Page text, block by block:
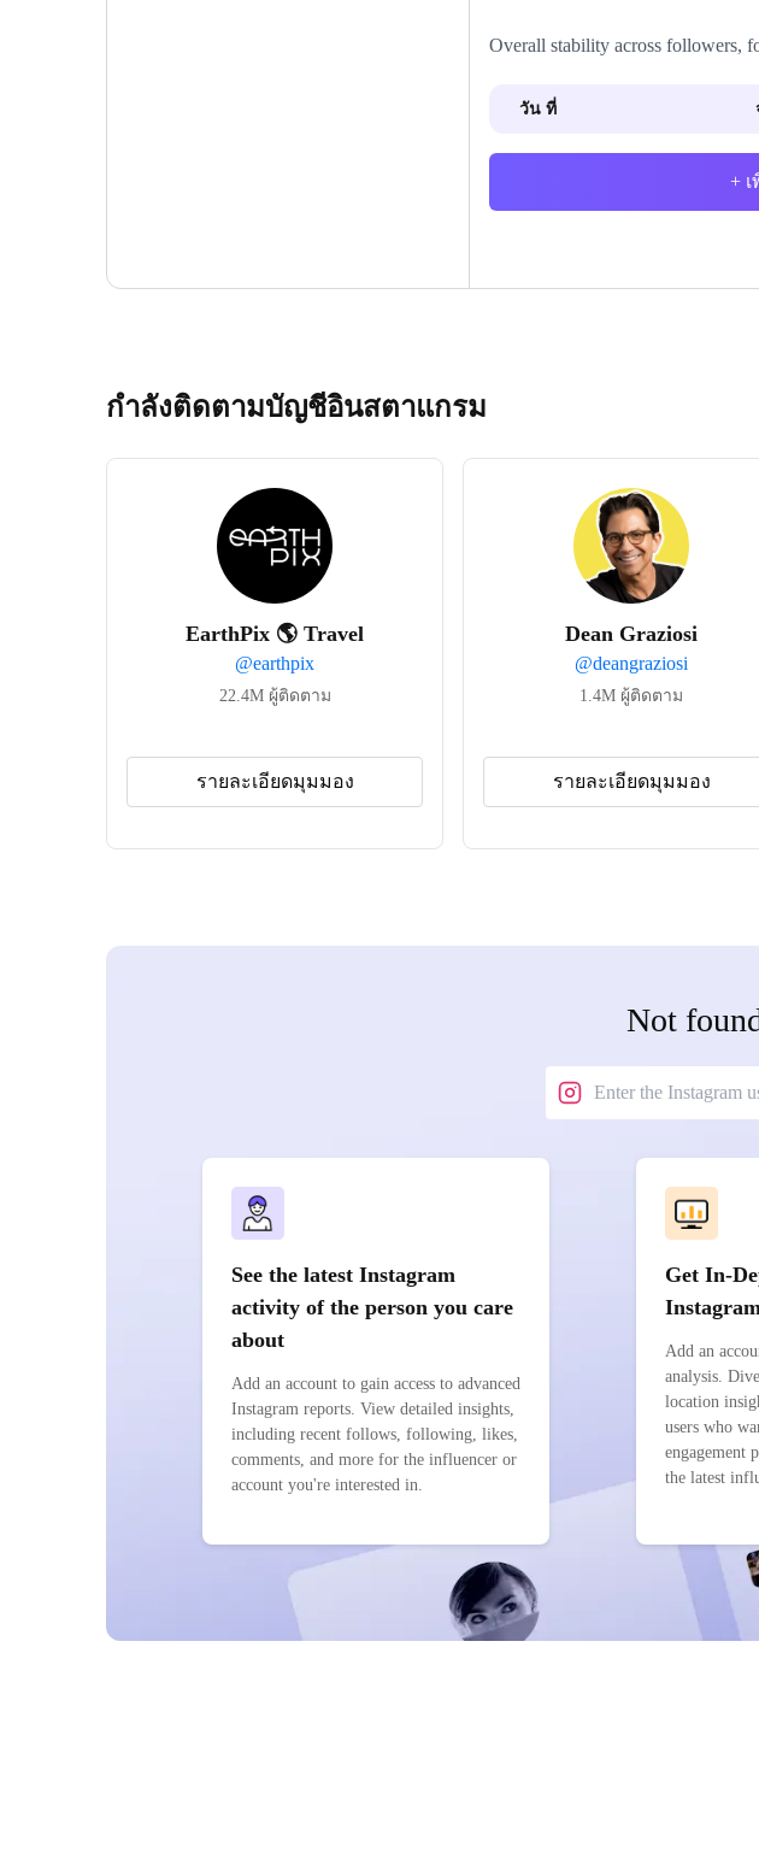
Overall stability across followers,
วัน ที่
+
กำลังติดตามบัญชีอินสตาแกรม
EarthPix 🌎 Travel
@earthpix
22.4M ผู้ติดตาม
รายละเอียดมุมมอง
Dean Graziosi
@deangraziosi
1.4M ผู้ติดตาม
รายละเอียดมุมมอง
Not
See the latest Instagram
activity of the person you care
about
Add an account to gain access to advanced
Instagram reports. View detailed insights,
including recent follows, following, likes,
comments, and more for the influencer or
account you're interested in.
Get In-
Add an
analysis.
location
users who
engagement
the latest